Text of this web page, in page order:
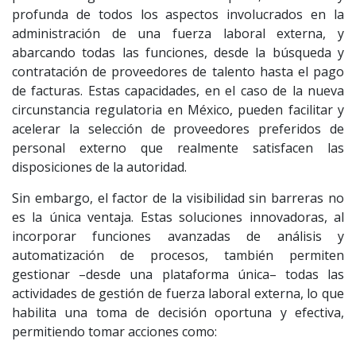
profunda de todos los aspectos involucrados en la
administración de una fuerza laboral externa, y
abarcando todas las funciones, desde la búsqueda y
contratación de proveedores de talento hasta el pago
de facturas. Estas capacidades, en el caso de la nueva
circunstancia regulatoria en México, pueden facilitar y
acelerar la selección de proveedores preferidos de
personal externo que realmente satisfacen las
disposiciones de la autoridad.
Sin embargo, el factor de la visibilidad sin barreras no
es la única ventaja. Estas soluciones innovadoras, al
incorporar funciones avanzadas de análisis y
automatización de procesos, también permiten
gestionar –desde una plataforma única– todas las
actividades de gestión de fuerza laboral externa, lo que
habilita una toma de decisión oportuna y efectiva,
permitiendo tomar acciones como: